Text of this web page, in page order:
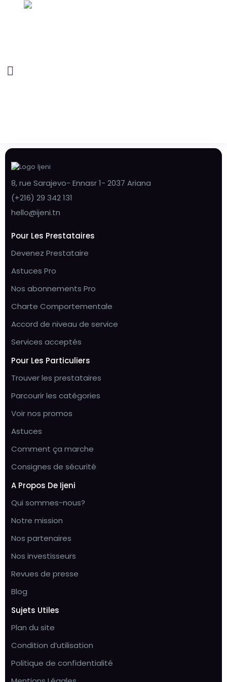
8, rue Sarajevo- Ennasr 1- 2037 Ariana
(+216) 29 342 131
hello@ijeni.tn
Pour Les Prestataires
Devenez Prestataire
Astuces Pro
Nos abonnements Pro
Charte Comportementale
Accord de niveau de service
Services acceptés
Pour Les Particuliers
Trouver les prestataires
Parcourir les catégories
Voir nos promos
Astuces
Comment ça marche
Consignes de sécurité
A Propos De Ijeni
Qui sommes-nous?
Notre mission
Nos partenaires
Nos investisseurs
Revues de presse
Blog
Sujets Utiles
Plan du site
Condition d’utilisation
Politique de confidentialité